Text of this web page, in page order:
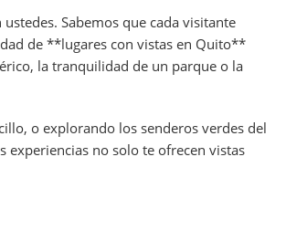
Sabemos que cada visitante
de **lugares con vistas en Quito**
la tranquilidad de un parque o la
o explorando los senderos verdes del
experiencias no solo te ofrecen vistas